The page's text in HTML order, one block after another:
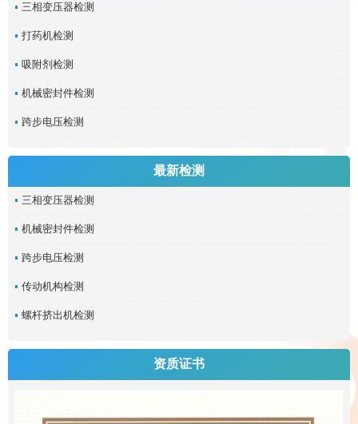
三相变压器检测
打药机检测
吸附剂检测
机械密封件检测
跨步电压检测
最新检测
三相变压器检测
机械密封件检测
跨步电压检测
传动机构检测
螺杆挤出机检测
资质证书